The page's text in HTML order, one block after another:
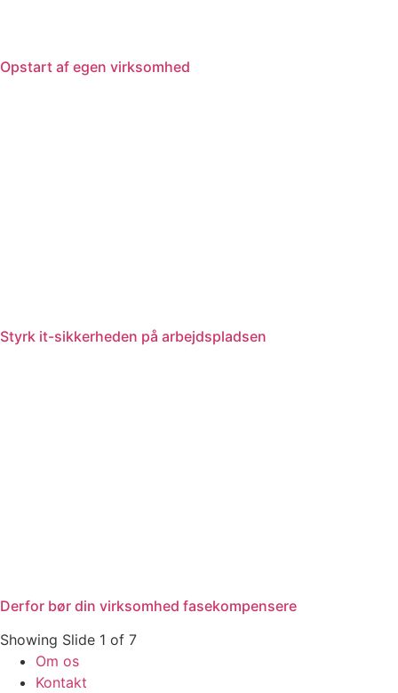
Opstart af egen virksomhed
Styrk it-sikkerheden på arbejdspladsen
Derfor bør din virksomhed fasekompensere
Showing Slide 1 of 7
Om os
Kontakt